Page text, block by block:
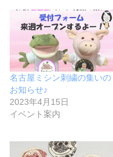
名古屋ミシン刺繍の集いの
お知らせ♪
2023年4月15日
イベント案内